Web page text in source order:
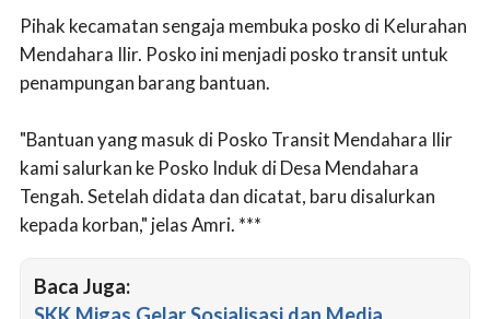
Pihak kecamatan sengaja membuka posko di Kelurahan
Mendahara Ilir. Posko ini menjadi posko transit untuk
penampungan barang bantuan.
"Bantuan yang masuk di Posko Transit Mendahara Ilir
kami salurkan ke Posko Induk di Desa Mendahara
Tengah. Setelah didata dan dicatat, baru disalurkan
kepada korban," jelas Amri. ***
Baca Juga: